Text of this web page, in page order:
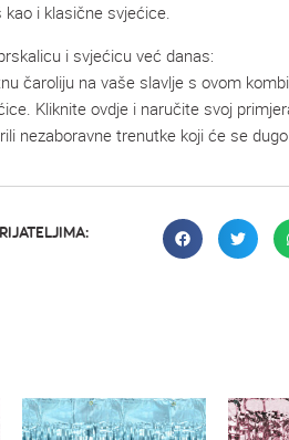
kao i klasične svjećice.
i svjećicu već danas:
čaroliju na vaše slavlje s ovom
Kliknite ovdje i naručite svoj
nezaboravne trenutke koji će se